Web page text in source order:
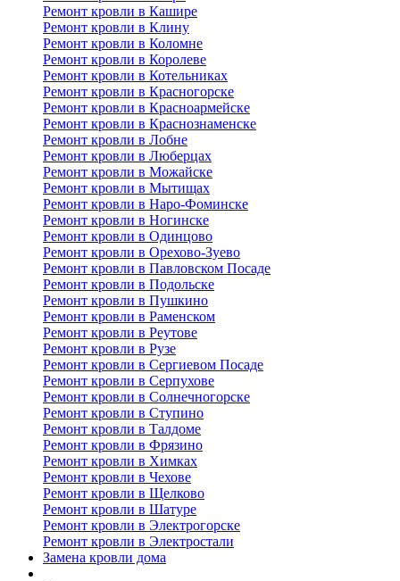
Ремонт кровли в Кашире
Ремонт кровли в Клину
Ремонт кровли в Коломне
Ремонт кровли в Королеве
Ремонт кровли в Котельниках
Ремонт кровли в Красногорске
Ремонт кровли в Красноармейске
Ремонт кровли в Краснознаменске
Ремонт кровли в Лобне
Ремонт кровли в Люберцах
Ремонт кровли в Можайске
Ремонт кровли в Мытищах
Ремонт кровли в Наро-Фоминске
Ремонт кровли в Ногинске
Ремонт кровли в Одинцово
Ремонт кровли в Орехово-Зуево
Ремонт кровли в Павловском Посаде
Ремонт кровли в Подольске
Ремонт кровли в Пушкино
Ремонт кровли в Раменском
Ремонт кровли в Реутове
Ремонт кровли в Рузе
Ремонт кровли в Сергиевом Посаде
Ремонт кровли в Серпухове
Ремонт кровли в Солнечногорске
Ремонт кровли в Ступино
Ремонт кровли в Талдоме
Ремонт кровли в Фрязино
Ремонт кровли в Химках
Ремонт кровли в Чехове
Ремонт кровли в Щелково
Ремонт кровли в Шатуре
Ремонт кровли в Электрогорске
Ремонт кровли в Электростали
Замена кровли дома